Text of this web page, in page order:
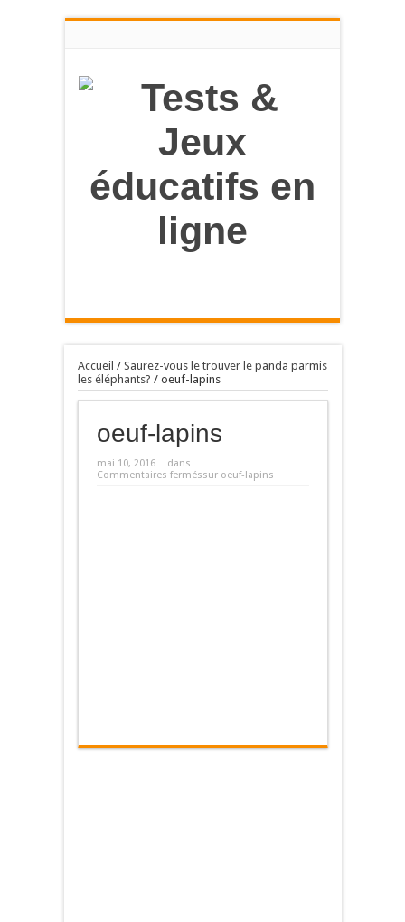
Accueil / Saurez-vous le trouver le panda parmis
les éléphants? / oeuf-lapins
oeuf-lapins
mai 10, 2016
dans
Commentaires ferméssur oeuf-lapins